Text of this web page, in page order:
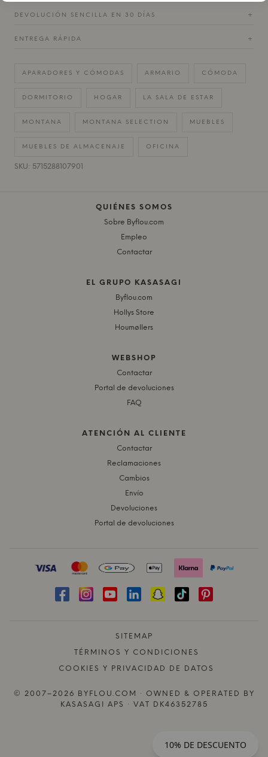
DEVOLUCIÓN SENCILLA EN 30 DÍAS +
ENTREGA RÁPIDA +
APARADORES Y CÓMODAS ARMARIO CÓMODA
DORMITORIO HOGAR LA SALA DE ESTAR
MONTANA MONTANA SELECTION MUEBLES
MUEBLES DE ALMACENAJE OFICINA
SKU: 5715288107901
QUIÉNES SOMOS
Sobre Byflou.com
Empleo
Contactar
EL GRUPO KASASAGI
Byflou.com
Hollys Store
Houmøllers
WEBSHOP
Contactar
Portal de devoluciones
FAQ
ATENCIÓN AL CLIENTE
Contactar
Reclamaciones
Cambios
Envío
Devoluciones
Portal de devoluciones
SITEMAP
TÉRMINOS Y CONDICIONES
COOKIES Y PRIVACIDAD DE DATOS
© 2007–2026 BYFLOU.COM · OWNED & OPERATED BY
KASASAGI APS · VAT DK46352785
10% DE DESCUENTO